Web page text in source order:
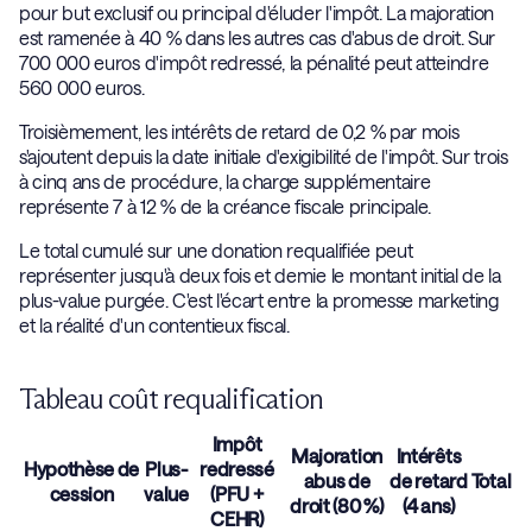
pour but exclusif ou principal d'éluder l'impôt. La majoration
est ramenée à 40 % dans les autres cas d'abus de droit. Sur
700 000 euros d'impôt redressé, la pénalité peut atteindre
560 000 euros.
Troisièmement, les intérêts de retard de 0,2 % par mois
s'ajoutent depuis la date initiale d'exigibilité de l'impôt. Sur trois
à cinq ans de procédure, la charge supplémentaire
représente 7 à 12 % de la créance fiscale principale.
Le total cumulé sur une donation requalifiée peut
représenter jusqu'à deux fois et demie le montant initial de la
plus-value purgée. C'est l'écart entre la promesse marketing
et la réalité d'un contentieux fiscal.
Tableau coût requalification
Hypothèse de
cession
Plus-
value
Impôt
redressé
(PFU +
CEHR)
Majoration
abus de
droit (80 %)
Intérêts
de retard
(4 ans)
Total